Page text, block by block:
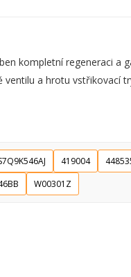
kompletní regeneraci
a hrotu vstřikovací
419004
W00301Z